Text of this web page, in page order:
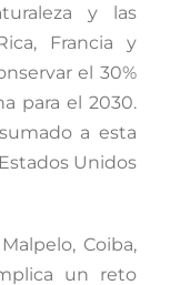
y las
Francia y
el 30%
para el 2030.
a esta
Unidos
Coiba,
un reto